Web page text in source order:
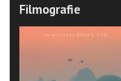
Filmografie